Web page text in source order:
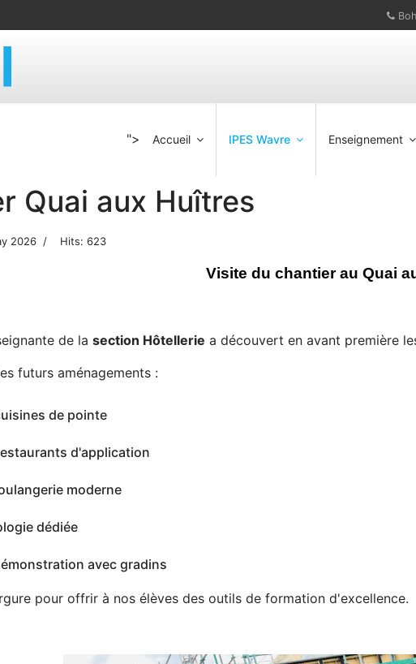
"> Accueil IPES Wavre Enseignement
Quai aux Huîtres
2026 Hits: 623
Visite du chantier au Quai
de la section Hôtellerie a découvert en avant première
futurs aménagements :
de pointe
d'application
moderne
dédiée
avec gradins
pour offrir à nos élèves des outils de formation d'excellence.